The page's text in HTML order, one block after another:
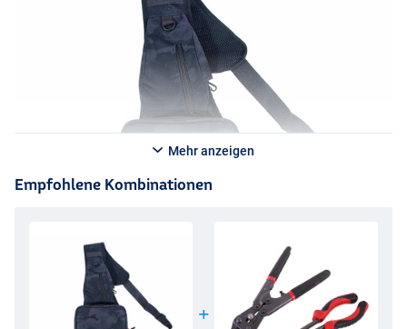
Mehr anzeigen
Empfohlene Kombinationen